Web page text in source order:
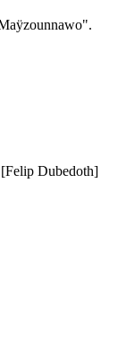
Dubedoth]